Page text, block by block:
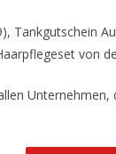
Tankgutschein
von